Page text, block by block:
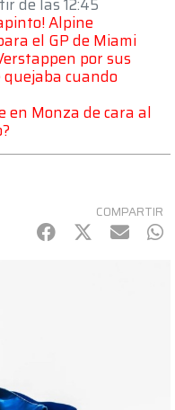
Alpine
el GP de Miami
por sus
cuando
en Monza de cara al
COMPARTIR
Facebook
Twitter
mail